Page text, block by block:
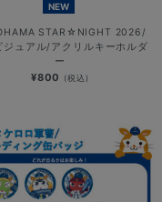
NEW
STAR☆NIGHT 2026/
ジュアル/アクリルキーホルダ
ー
¥800 (税込)